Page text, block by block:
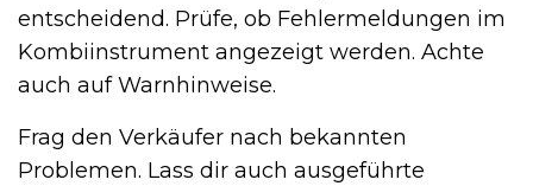
entscheidend. Prüfe, ob Fehlermeldungen im
Kombiinstrument angezeigt werden. Achte
auch auf Warnhinweise.
Frag den Verkäufer nach bekannten
Problemen. Lass dir auch ausgeführte